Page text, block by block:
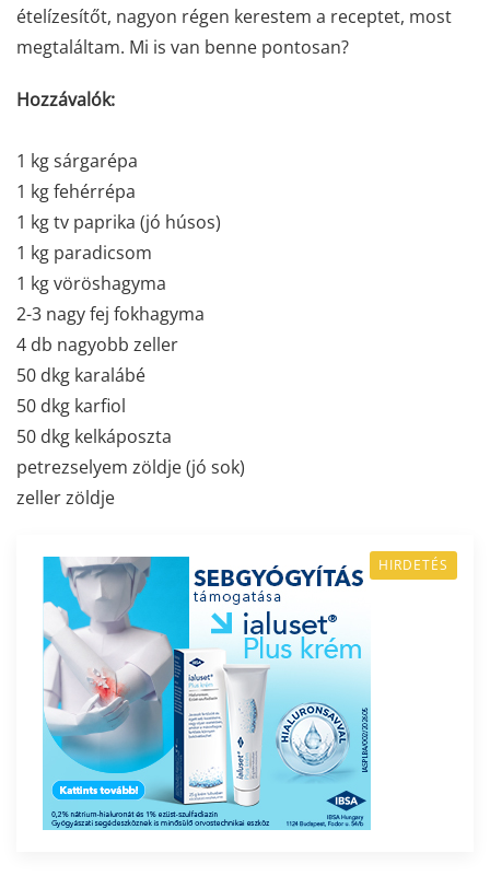
ételízesítőt, nagyon régen kerestem a receptet, most
megtaláltam. Mi is van benne pontosan?
Hozzávalók:
1 kg sárgarépa
1 kg fehérrépa
1 kg tv paprika (jó húsos)
1 kg paradicsom
1 kg vöröshagyma
2-3 nagy fej fokhagyma
4 db nagyobb zeller
50 dkg karalábé
50 dkg karfiol
50 dkg kelkáposzta
petrezselyem zöldje (jó sok)
zeller zöldje
HIRDETÉS